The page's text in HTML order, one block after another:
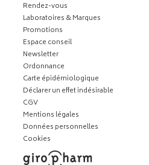
Rendez-vous
Laboratoires & Marques
Promotions
Espace conseil
Newsletter
Ordonnance
Carte épidémiologique
Déclarer un effet indésirable
CGV
Mentions légales
Données personnelles
Cookies